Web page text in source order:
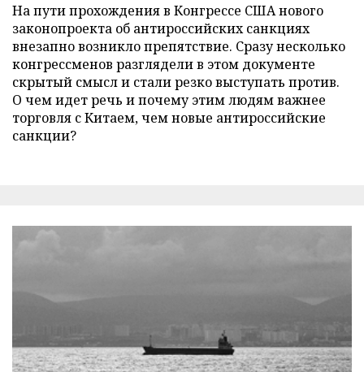
На пути прохождения в Конгрессе США нового
законопроекта об антироссийских санкциях
внезапно возникло препятствие. Сразу несколько
конгрессменов разглядели в этом документе
скрытый смысл и стали резко выступать против.
О чем идет речь и почему этим людям важнее
торговля с Китаем, чем новые антироссийские
санкции?